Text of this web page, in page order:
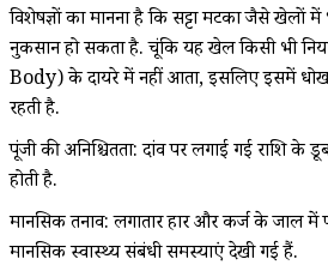
विशेषज्ञों का मानना है कि सट्टा मटका जैसे खेलों में
नुकसान हो सकता है. चूंकि यह खेल किसी भी
Body) के दायरे में नहीं आता, इसलिए इसमें
रहती है.
पूंजी की अनिश्चितता: दांव पर लगाई गई राशि के
होती है.
मानसिक तनाव: लगातार हार और कर्ज के जाल
मानसिक स्वास्थ्य संबंधी समस्याएं देखी गई हैं.